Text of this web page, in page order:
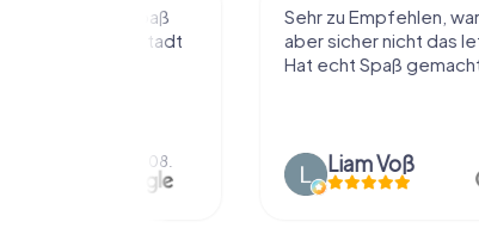
Sehr zu Empfehlen, war das erste
aber sicher nicht das letzte mal.
Hat echt Spaß gemacht.
Liam Voß 03.08.